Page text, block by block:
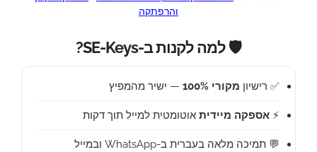
והרפתקה
🛡️ למה לקנות ב-SE-Keys?
✅ רישיון מקורי 100% — ישיר מהמפיץ
⚡ אספקה מיידית אוטומטית למייל תוך דקות
💬 תמיכה מלאה בעברית ב-WhatsApp ובמייל